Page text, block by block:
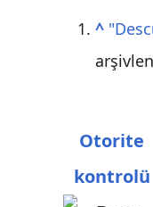
^
Otorite
kontrolü